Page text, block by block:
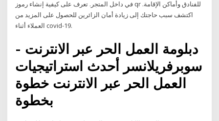
في داخل المتجر. تعرف على كيفية إنشاء رموز qr للفنادق وأماكن الإقامة.
اكتشف سبب حاجتك إلى زيادة أمان الزائرين للحصول على المزيد من
العملاء أثناء covid-19.
دبلومة العمل الحر عبر الانترنت -
سوبرفريلانسر أحدث استراتيجيات
العمل الحر عبر الانترنت خطوة
بخطوة